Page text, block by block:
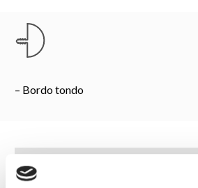
– Bordo tondo